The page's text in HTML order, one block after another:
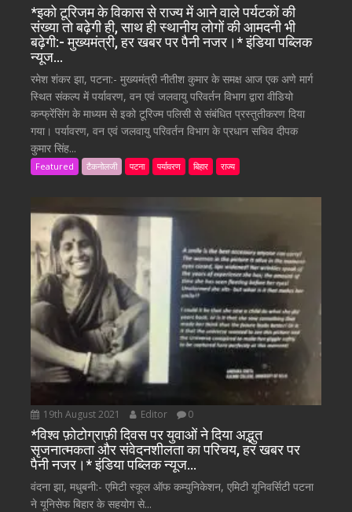
*इको टूरिजम के विकास से राज्य में आने वाले पर्यटकों की
संख्या तो बढ़ेगी ही, साथ ही स्थानीय लोगों की आमदनी भी
बढ़ेगी:- मुख्यमंत्री, हर खबर पर पैनी नजर।* इंडिया पब्लिक
न्यूज…
रमेश शंकर झा, पटना:- मुख्यमंत्री नीतीश कुमार के समक्ष आज एक अणे मार्ग
स्थित संकल्प में पर्यावरण, वन एवं जलवायु परिवर्तन विभाग द्वारा वीडियो
कन्फ्रेंसिंग के माध्यम से इको टूरिज्म पलिसी से संबंधित प्रस्तुतीकरण दिया
गया। पर्यावरण, वन एवं जलवायु परिवर्तन विभाग के प्रधान सचिव दीपक
कुमार सिंह...
Featured टैकनोलजी पटना पर्यावरण बिहार राज्य
19th August 2021 Editor 0
*विश्व फ़ोटोग्राफ़ी दिवस पर युवाओं ने दिया अद्भुत
सृजनात्मकता और संवेदनशीलता का परिचय, हर खबर पर
पैनी नजर।* इंडिया पब्लिक न्यूज…
वंदना झा, मधुबनी:- एमिटी स्कूल ऑफ कम्युनिकेशन, एमिटी यूनिवर्सिटी पटना
ने यूनिसेफ बिहार के सहयोग से...